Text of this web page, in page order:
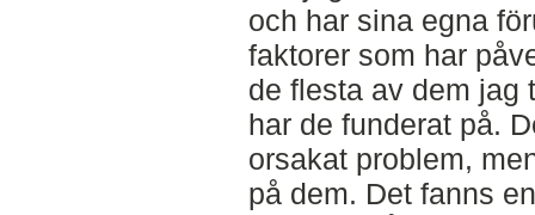
och har sina egna
faktorer som har
de flesta av dem jag
har de funderat på.
orsakat problem,
på dem. Det fanns